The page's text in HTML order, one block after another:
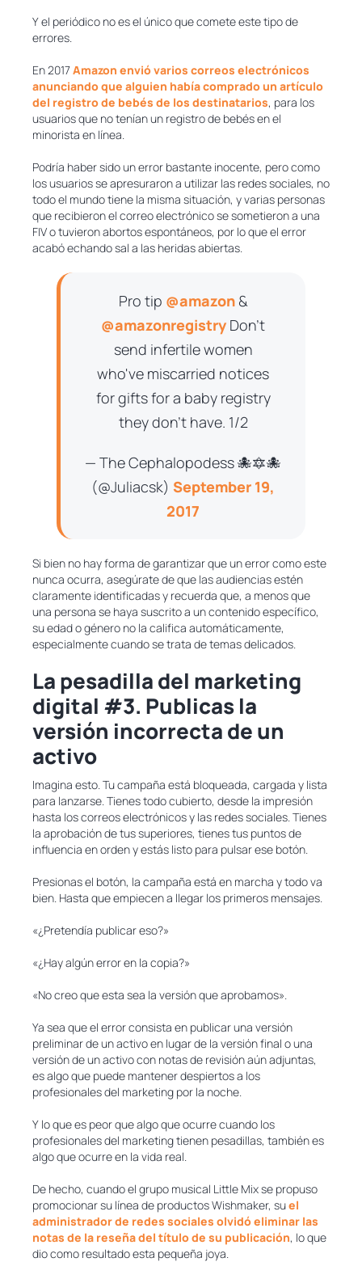
Y el periódico no es el único que comete este tipo de
errores.
En 2017Amazon envió varios correos electrónicos
anunciando que alguien había comprado un artículo
del registro de bebés de los destinatarios, para los
usuarios que no tenían un registro de bebés en el
minorista en línea.
Podría haber sido un error bastante inocente, pero como
los usuarios se apresuraron a utilizar las redes sociales, no
todo el mundo tiene la misma situación, y varias personas
que recibieron el correo electrónico se sometieron a una
FIV o tuvieron abortos espontáneos, por lo que el error
acabó echando sal a las heridas abiertas.
Pro tip @amazon&
@amazonregistry Don't
send infertile women
who've miscarried notices
for gifts for a baby registry
they don't have. 1/2
— The Cephalopodess 🐙🔯🐙
(@Juliacsk) September 19,
2017
Si bien no hay forma de garantizar que un error como este
nunca ocurra, asegúrate de que las audiencias estén
claramente identificadas y recuerda que, a menos que
una persona se haya suscrito a un contenido específico,
su edad o género no la califica automáticamente,
especialmente cuando se trata de temas delicados.
La pesadilla del marketing
digital #3. Publicas la
versión incorrecta de un
activo
Imagina esto. Tu campaña está bloqueada, cargada y lista
para lanzarse. Tienes todo cubierto, desde la impresión
hasta los correos electrónicos y las redes sociales. Tienes
la aprobación de tus superiores, tienes tus puntos de
influencia en orden y estás listo para pulsar ese botón.
Presionas el botón, la campaña está en marcha y todo va
bien. Hasta que empiecen a llegar los primeros mensajes.
«¿Pretendía publicar eso?»
«¿Hay algún error en la copia?»
«No creo que esta sea la versión que aprobamos».
Ya sea que el error consista en publicar una versión
preliminar de un activo en lugar de la versión final o una
versión de un activo con notas de revisión aún adjuntas,
es algo que puede mantener despiertos a los
profesionales del marketing por la noche.
Y lo que es peor que algo que ocurre cuando los
profesionales del marketing tienen pesadillas, también es
algo que ocurre en la vida real.
De hecho, cuando el grupo musical Little Mix se propuso
promocionar su línea de productos Wishmaker, suel
administrador de redes sociales olvidó eliminar las
notas de la reseña del título de su publicación, lo que
dio como resultado esta pequeña joya.